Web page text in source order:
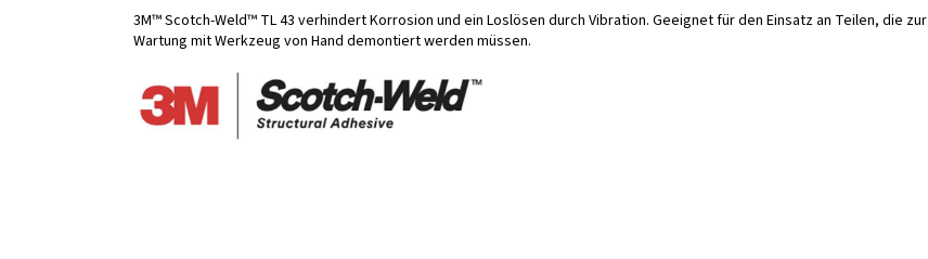
3M™ Scotch-Weld™ TL 43 verhindert Korrosion und ein Loslösen durch Vibration. Geeignet für den Einsatz an Teilen, die zur
Wartung mit Werkzeug von Hand demontiert werden müssen.